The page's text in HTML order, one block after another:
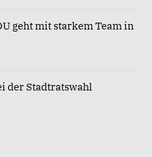
geht mit starkem Team in
der Stadtratswahl